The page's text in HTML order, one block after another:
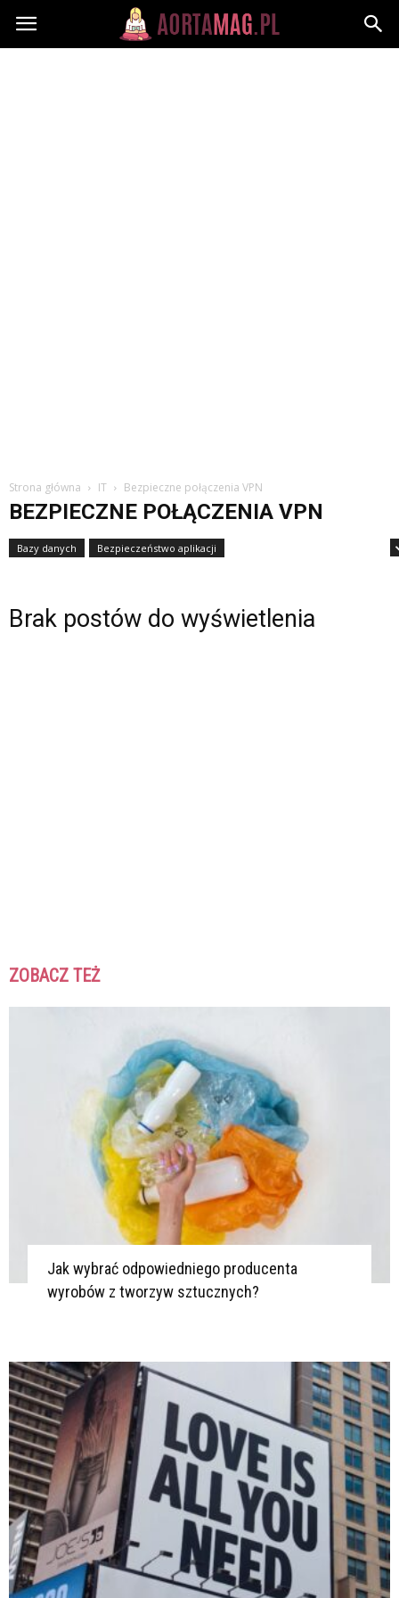
Aortamag.pl
Strona główna IT Bezpieczne połączenia VPN
BEZPIECZNE POŁĄCZENIA VPN
Bazy danych
Bezpieczeństwo aplikacji
Brak postów do wyświetlenia
ZOBACZ TEŻ
Jak wybrać odpowiedniego producenta
wyrobów z tworzyw sztucznych?